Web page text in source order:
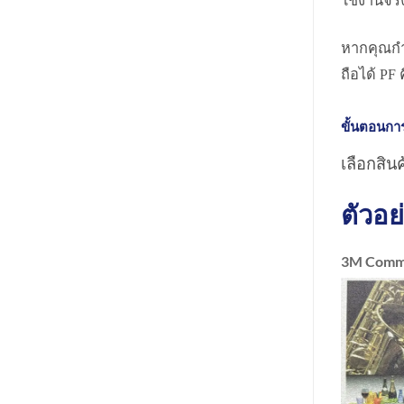
หากคุณก
ถือได้
ขั้นตอนกา
เลือกสิน
ตัวอ
3M